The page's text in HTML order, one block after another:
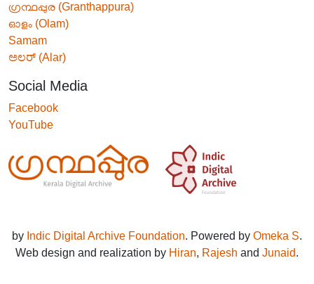
ഗ്രന്ഥപ്പുര (Granthappura)
ഓളം (Olam)
Samam
ಅಲರ್ (Alar)
Social Media
Facebook
YouTube
by Indic Digital Archive Foundation. Powered by Omeka S.
Web design and realization by Hiran, Rajesh and Junaid.